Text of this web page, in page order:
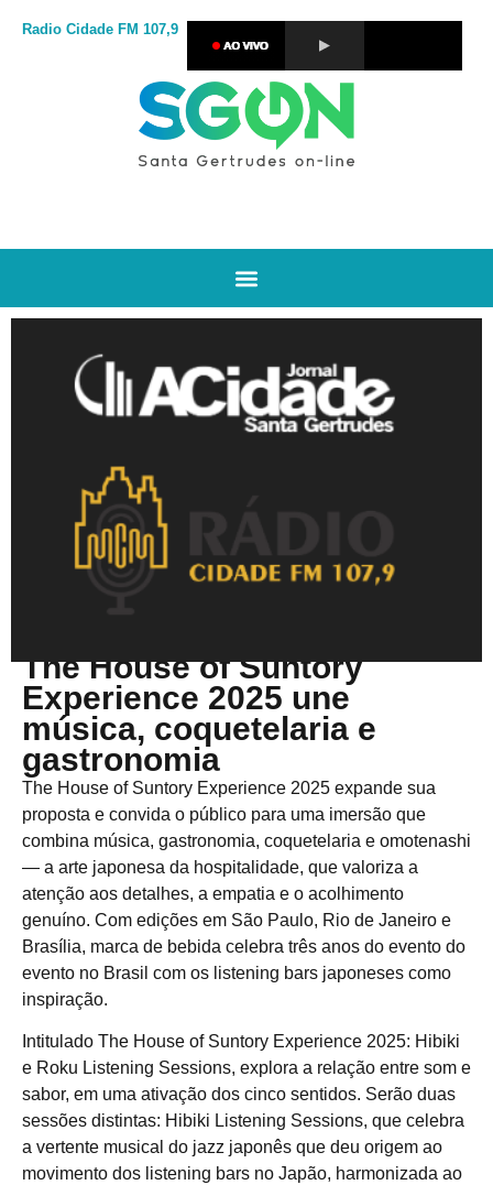
Radio Cidade FM 107,9
The House of Suntory
Experience 2025 une
música, coquetelaria e
gastronomia
The House of Suntory Experience 2025 expande sua
proposta e convida o público para uma imersão que
combina música, gastronomia, coquetelaria e omotenashi
— a arte japonesa da hospitalidade, que valoriza a
atenção aos detalhes, a empatia e o acolhimento
genuíno. Com edições em São Paulo, Rio de Janeiro e
Brasília, marca de bebida celebra três anos do evento do
evento no Brasil com os listening bars japoneses como
inspiração.
Intitulado The House of Suntory Experience 2025: Hibiki
e Roku Listening Sessions, explora a relação entre som e
sabor, em uma ativação dos cinco sentidos. Serão duas
sessões distintas: Hibiki Listening Sessions, que celebra
a vertente musical do jazz japonês que deu origem ao
movimento dos listening bars no Japão, harmonizada ao